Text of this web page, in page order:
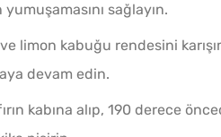
sağlayın.
limon kabuğu rendesini
devam edin.
fırın kabına alıp, 190 derece